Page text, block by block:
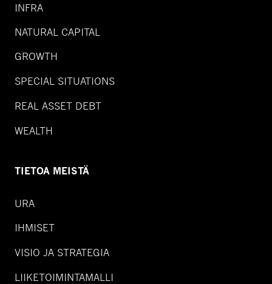
INFRA
NATURAL CAPITAL
GROWTH
SPECIAL SITUATIONS
REAL ASSET DEBT
WEALTH
TIETOA MEISTÄ
URA
IHMISET
VISIO JA STRATEGIA
LIIKETOIMINTAMALLI